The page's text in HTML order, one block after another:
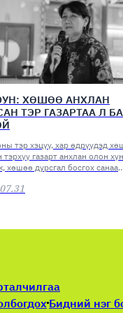
ХӨШӨӨ АНХЛАН
ТЭР ГАЗАРТАА Л
тэр хэцүү, хар өдрүүдэд
тэрхүү газарт анхлан олон хүн
хөшөө дурсгал босгох санаа
Бидний нэг